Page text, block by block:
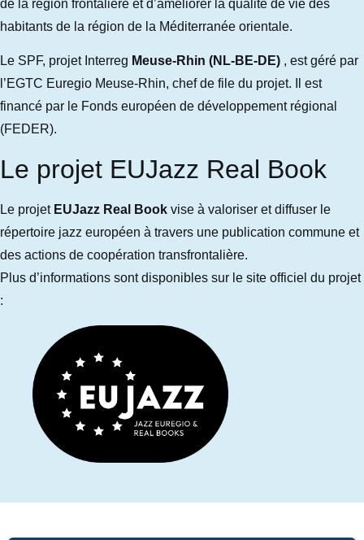
de la région frontalière et d’améliorer la qualité de vie des
habitants de la région de la Méditerranée orientale.
Le SPF, projet Interreg Meuse-Rhin (NL-BE-DE) , est géré par
l’EGTC Euregio Meuse-Rhin, chef de file du projet. Il est
financé par le Fonds européen de développement régional
(FEDER).
Le projet EUJazz Real Book
Le projet EUJazz Real Book vise à valoriser et diffuser le
répertoire jazz européen à travers une publication commune et
des actions de coopération transfrontalière.
Plus d’informations sont disponibles sur le site officiel du projet
: